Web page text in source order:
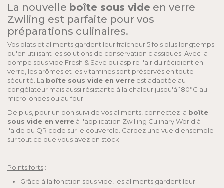
La nouvelle boîte sous vide en verre
Zwiling est parfaite pour vos
préparations culinaires.
Vos plats et aliments gardent leur fraîcheur 5 fois plus longtemps
qu'en utilisant les solutions de conservation classiques. Avec la
pompe sous vide Fresh & Save qui aspire l'air du récipient en
verre, les arômes et les vitamines sont préservés en toute
sécurité. La boîte sous vide en verre est adaptée au
congélateur mais aussi résistante à la chaleur jusqu'à 180°C au
micro-ondes ou au four.
De plus, pour un bon suivi de vos aliments, connectez la boîte
sous vide en verre à l'application Zwilling Culinary World à
l'aide du QR code sur le couvercle. Gardez une vue d'ensemble
sur tout ce que vous avez en stock.
Points forts :
Grâce à la fonction sous vide, les aliments gardent leur